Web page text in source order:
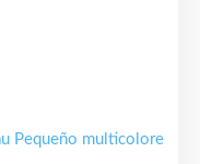
Pequeño multicolore